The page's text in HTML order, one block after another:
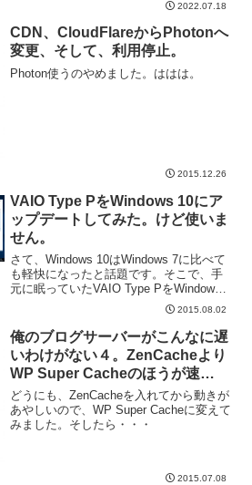
ーボードで、評判も良いので期待してい
たのですが、これはまさに納得の逸品で
した。
2022.07.18
CDN、CloudFlareからPhotonへ
変更、そして、利用停止。
Photon使うのやめました。ははは。
2015.12.26
VAIO Type PをWindows 10にア
ップデートしてみた。けど使いま
せん。
さて、Windows 10はWindows 7に比べて
も軽快になったと話題です。そこで、手
元に眠っていたVAIO Type PをWindows
10にアップデートしてみました。結論か
ら言うと、やはり遅くて実用には耐えら
れませんでした。
2015.08.02
俺のブログサーバーがこんなに遅
いわけがない４。ZenCacheより
WP Super Cacheのほうが速
い・・・
どうにも、ZenCacheを入れてから動きが
あやしいので、WP Super Cacheに変えて
みました。そしたら・・・
2015.07.08